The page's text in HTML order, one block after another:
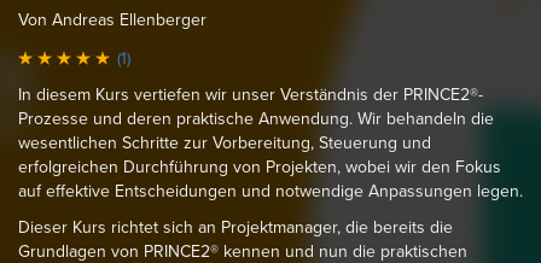
Von Andreas Ellenberger
(1)
In diesem Kurs vertiefen wir unser Verständnis der PRINCE2®-
Prozesse und deren praktische Anwendung. Wir behandeln die
wesentlichen Schritte zur Vorbereitung, Steuerung und
erfolgreichen Durchführung von Projekten, wobei wir den Fokus
auf effektive Entscheidungen und notwendige Anpassungen legen.
Dieser Kurs richtet sich an Projektmanager, die bereits die
Grundlagen von PRINCE2® kennen und nun die praktischen